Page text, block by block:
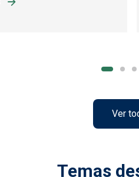
ETNOGRÁFICO.
DE SEGURIDAD Y
Ver
Temas